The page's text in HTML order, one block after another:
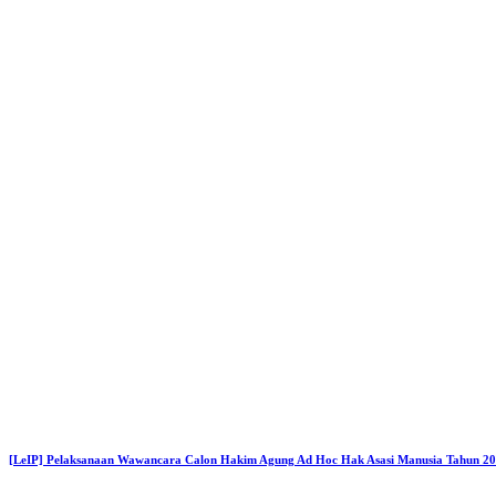
[LeIP] Pelaksanaan Wawancara Calon Hakim Agung Ad Hoc Hak Asasi Manusia Tahun